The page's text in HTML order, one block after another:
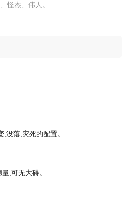
怪杰、伟人。
变,没落,灾死的配置。
量,可无大碍。